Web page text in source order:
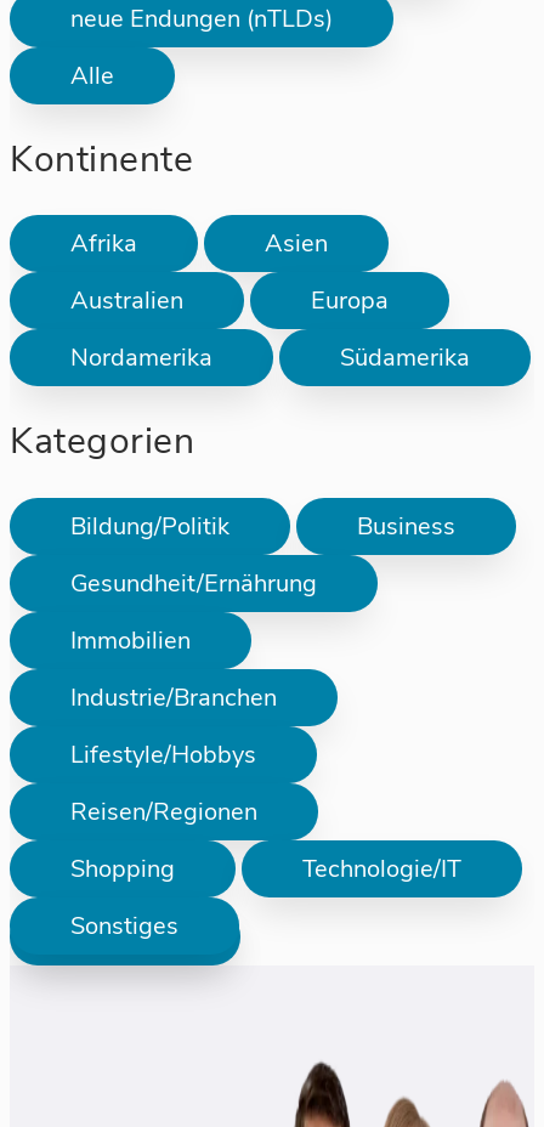
neue Endungen (nTLDs)
Alle
Kontinente
Afrika
Asien
Australien
Europa
Nordamerika
Südamerika
Kategorien
Bildung/Politik
Business
Gesundheit/Ernährung
Immobilien
Industrie/Branchen
Lifestyle/Hobbys
Reisen/Regionen
Shopping
Technologie/IT
Sonstiges
Prüfen